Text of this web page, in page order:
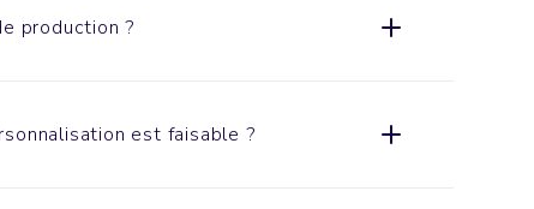
production ?
est faisable ?